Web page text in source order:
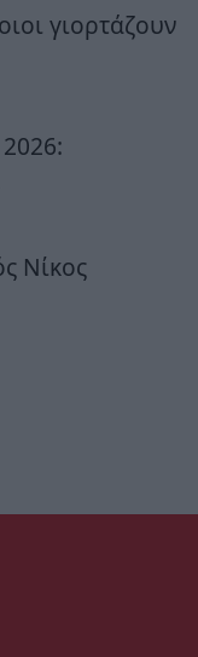
γιορτάζουν
Νίκος